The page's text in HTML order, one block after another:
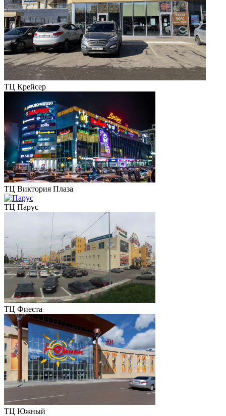
ТЦ Крейсер
ТЦ Виктория Плаза
ТЦ Парус
ТЦ Фиеста
ТЦ Южный